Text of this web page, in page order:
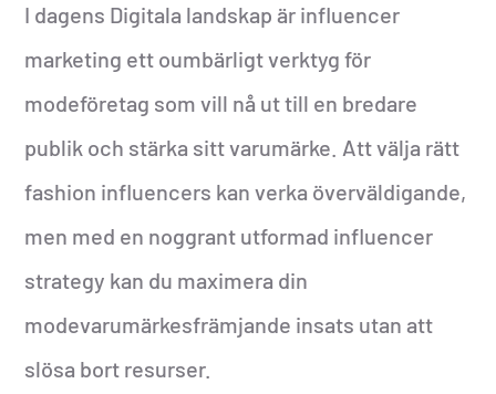
I dagens Digitala landskap är influencer
marketing ett oumbärligt verktyg för
modeföretag som vill nå ut till en bredare
publik och stärka sitt varumärke. Att välja rätt
fashion influencers kan verka överväldigande,
men med en noggrant utformad influencer
strategy kan du maximera din
modevarumärkesfrämjande insats utan att
slösa bort resurser.